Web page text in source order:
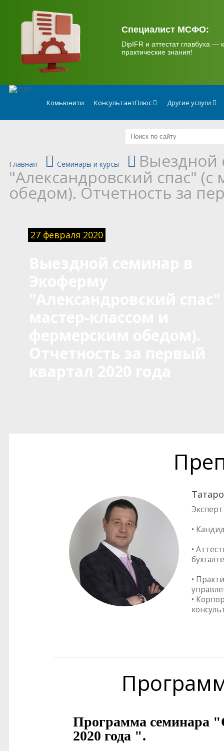
Специалист МСФО:
DipIFR и аттестат главбуха —
практические знания!
Комьюнити КонсультантПлюс Другие услуги
Главная Семинары и курсы Выездной
"Александровский спас"
обедом). Отчетность за
27 февраля 2020
•
•
•
•